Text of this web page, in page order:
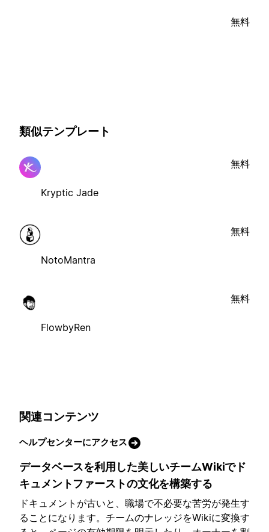
無料
類似テンプレート
Kryptic Jade
無料
NotoMantra
無料
FlowbyRen
無料
関連コンテンツ
ヘルプセンターにアクセス
データベースを利用した美しいチームWikiでド
キュメントファーストの文化を構築する
ドキュメントが古いと、職場で不必要な苦労が発生す
ることになります。チームのナレッジをWikiに変換す